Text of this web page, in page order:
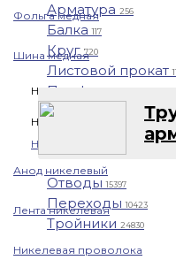
Фольга медная
Шина медная
Никель
Назад
Никель
Анод никелевый
Лента никелевая
Никелевая проволока
Арматура 256
Балка117
Круг720
Листовой прокат
Профнастил
Отводы15397
Переходы10423
Тройники 24830